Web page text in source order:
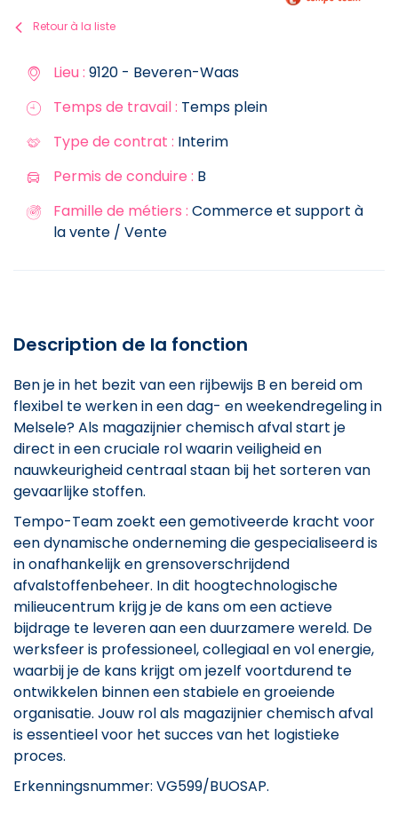
Retour à la liste
Lieu : 9120 - Beveren-Waas
Temps de travail : Temps plein
Type de contrat : Interim
Permis de conduire : B
Famille de métiers : Commerce et support à
la vente / Vente
Description de la fonction
Ben je in het bezit van een rijbewijs B en bereid om
flexibel te werken in een dag- en weekendregeling in
Melsele? Als magazijnier chemisch afval start je
direct in een cruciale rol waarin veiligheid en
nauwkeurigheid centraal staan bij het sorteren van
gevaarlijke stoffen.
Tempo-Team zoekt een gemotiveerde kracht voor
een dynamische onderneming die gespecialiseerd is
in onafhankelijk en grensoverschrijdend
afvalstoffenbeheer. In dit hoogtechnologische
milieucentrum krijg je de kans om een actieve
bijdrage te leveren aan een duurzamere wereld. De
werksfeer is professioneel, collegiaal en vol energie,
waarbij je de kans krijgt om jezelf voortdurend te
ontwikkelen binnen een stabiele en groeiende
organisatie. Jouw rol als magazijnier chemisch afval
is essentieel voor het succes van het logistieke
proces.
Erkenningsnummer: VG599/BUOSAP.